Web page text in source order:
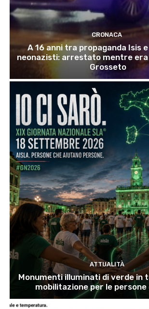
CRONACA
A 16 anni tra propaganda Isis
neonazisti: arrestato mentre era
Grosseto
ATTUALITÀ
Monumenti illuminati di verde in
mobilitazione per le persone